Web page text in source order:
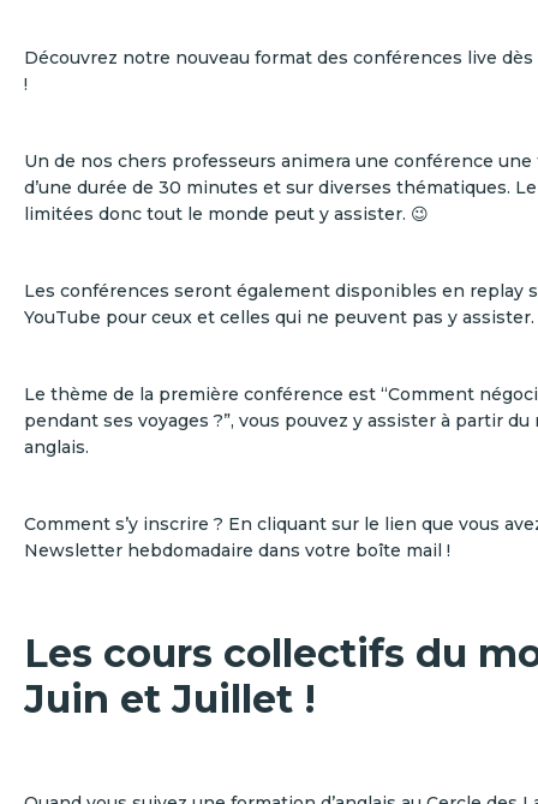
Découvrez notre nouveau format des conférences live
!
Un de nos chers professeurs animera une conférence
d’une durée de 30 minutes et sur diverses thématiques.
limitées donc tout le monde peut y assister. 😉
Les conférences seront également disponibles en replay
YouTube pour ceux et celles qui ne peuvent pas y assister.
Le thème de la première conférence est “Comment
pendant ses voyages ?”, vous pouvez y assister à partir du
anglais.
Comment s’y inscrire ? En cliquant sur le lien que vous
Newsletter hebdomadaire dans votre boîte mail !
Les cours collectifs du
Juin et Juillet !